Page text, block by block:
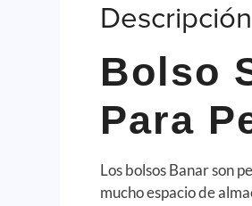
Descripción
Bolso
Para
Los bolsos Banar son
mucho espacio de